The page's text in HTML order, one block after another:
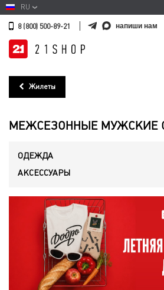
RU
8 (800) 500-89-21 напиши нам
Жилеты
МЕЖСЕЗОННЫЕ МУЖСКИЕ
ОДЕЖДА
АКСЕССУАРЫ